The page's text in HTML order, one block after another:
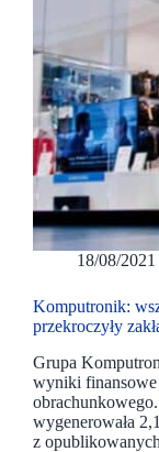
18/08/2021
Komputronik:
przekroczyły
Grupa
wyniki finansowe
wygenerowała
z